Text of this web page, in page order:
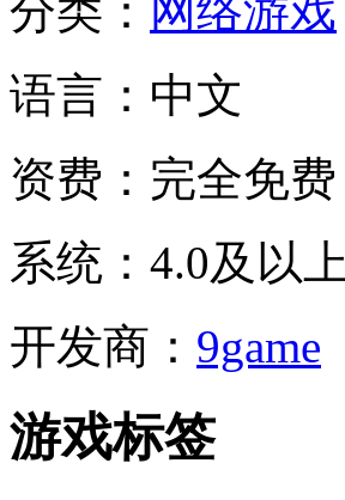
分类： 网络游戏
语言： 中文
资费： 完全免费
系统： 4.0及以上
开发商： 9game
游戏标签